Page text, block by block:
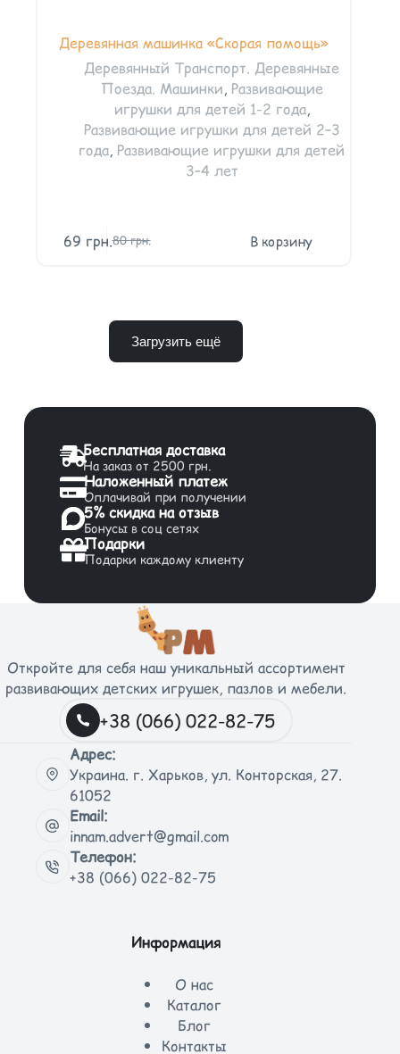
Деревянная машинка «Скорая помощь»
Деревянный Транспорт. Деревянные
Поезда. Машинки, Развивающие
игрушки для детей 1-2 года,
Развивающие игрушки для детей 2–3
года, Развивающие игрушки для детей
3–4 лет
80грн.
69 грн. В корзину
Загрузить ещё
Бесплатная доставка
На заказ от 2500 грн.
Наложенный платеж
Оплачивай при получении
5% скидка на отзыв
Бонусы в соц сетях
Подарки
Подарки каждому клиенту
Откройте для себя наш уникальный ассортимент
развивающих детских игрушек, пазлов и мебели.
+38 (066) 022-82-75
Адрес:
Украина. г. Харьков, ул. Конторская, 27.
61052
Email:
innam.advert@gmail.com
Телефон:
+38 (066) 022-82-75
Информация
О нас
Каталог
Блог
Контакты